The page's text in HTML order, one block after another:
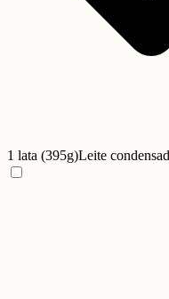
1 lata (395g)Leite